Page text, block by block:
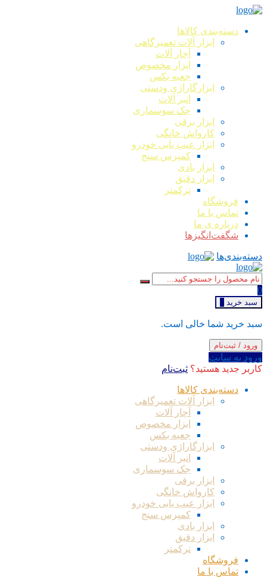
دسته‌بندی کالاها
ابزار آلات تعمیرگاهی
آچار آلات
ابزار مخصوص
جعبه بکس
ابزارگاراژی ودستی
انبر آلات
جک سوسماری
ابزار برقی
کارواش خانگی
ابزار عیب یابی خودرو
کمپرس سنج
ابزار بادی
ابزار دقیق
ترکمتر
فروشگاه
تماس با ما
درباره ی ما
شگفت‌انگیزها
دسته‌بندی‌ها
0
سبد خرید
سبد خرید شما خالی است.
ورود / ثبت‌نام
ورود به سایت
کاربر جدید هستید؟ ثبت‌نام
دسته‌بندی کالاها
ابزار آلات تعمیرگاهی
آچار آلات
ابزار مخصوص
جعبه بکس
ابزارگاراژی ودستی
انبر آلات
جک سوسماری
ابزار برقی
کارواش خانگی
ابزار عیب یابی خودرو
کمپرس سنج
ابزار بادی
ابزار دقیق
ترکمتر
فروشگاه
تماس با ما